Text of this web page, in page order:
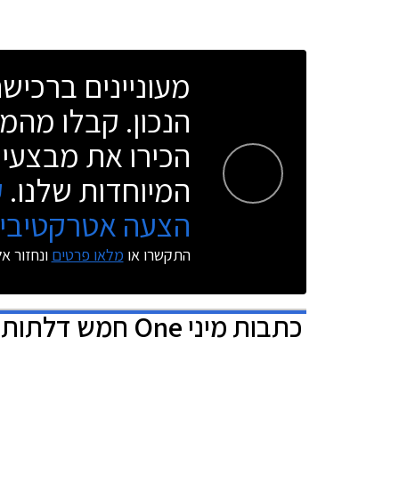
מעוניינים
הנכון. קבלו
הכירו את
המיוחדות שלנו.
הצעה
התקשרו או מלאו פרטים ונחזור
כתבותמיני One חמש דלתות